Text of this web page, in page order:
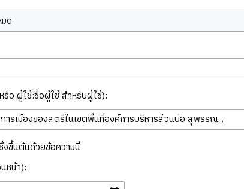
รือ ผู้ใช้:ชื่อผู้ใช้ สำหรับผู้ใช้):
งขึ้นต้นด้วยข้อความนี้
หน้า):